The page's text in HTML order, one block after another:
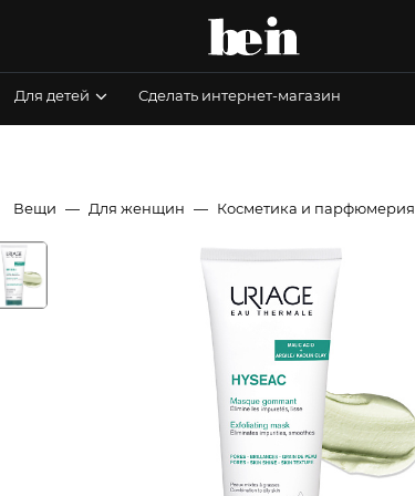
Для детей Сделать интернет-магазин
Вещи Для женщин Косметика и парфюмерия